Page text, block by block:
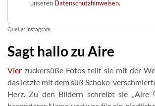
unseren Datenschutzhinweisen.
Quelle: Instagram
Sagt hallo zu Aire
Vier zuckersüße Fotos teilt sie mit der
das letzte mit dem süß Schoko-
Herz. Zu den Bildern schreibt sie „Aire